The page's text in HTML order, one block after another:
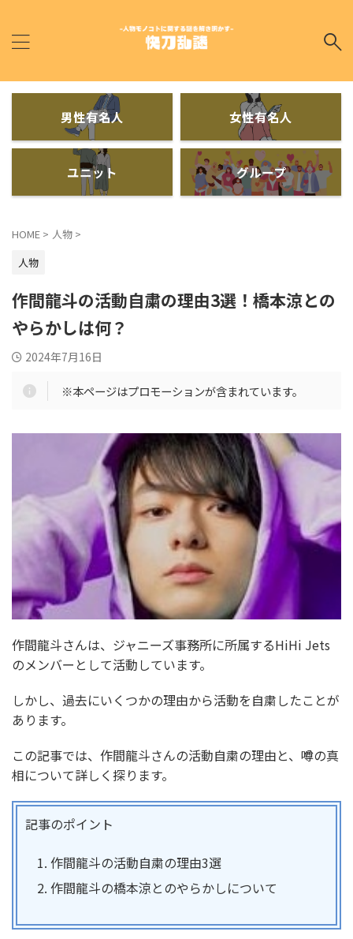
男性有名人 女性有名人
ユニット グループ
HOME > 人物 >
人物
作間龍斗の活動自粛の理由3選！橋本涼との
やらかしは何？
2024年7月16日
※本ページはプロモーションが含まれています。
作間龍斗さんは、ジャニーズ事務所に所属するHiHi Jets
のメンバーとして活動しています。
しかし、過去にいくつかの理由から活動を自粛したことが
あります。
この記事では、作間龍斗さんの活動自粛の理由と、噂の真
相について詳しく探ります。
記事のポイント
作間龍斗の活動自粛の理由3選
作間龍斗の橋本涼とのやらかしについて